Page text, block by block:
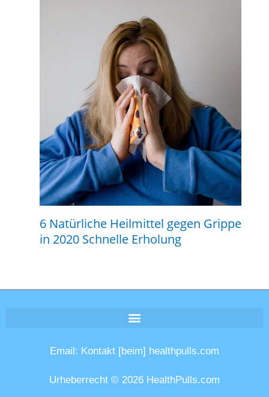
6 Natürliche Heilmittel gegen Grippe
in 2020 Schnelle Erholung
Email: Kontakt [beim] healthpulls.com
Urheberrecht © 2026 HealthPulls.com